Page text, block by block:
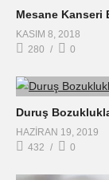
Mesane Kanseri
KASIM 8, 2018
280
0
Duruş
HAZIRAN 19, 2019
432
0